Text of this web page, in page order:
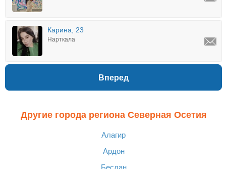
Карина, 23
Нарткала
Вперед
Другие города региона Северная Осетия
Алагир
Ардон
Беслан